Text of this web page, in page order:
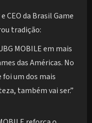
CEO da Brasil Game
tradição:
MOBILE em mais
das Américas. No
foi um dos mais
também vai ser.”